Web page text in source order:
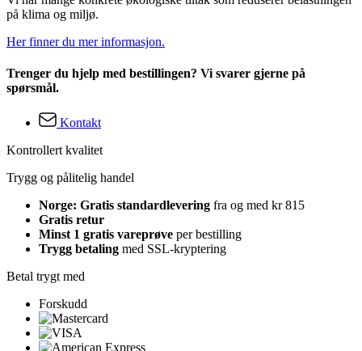
på klima og miljø.
Her finner du mer informasjon.
Trenger du hjelp med bestillingen? Vi svarer gjerne på
spørsmål.
Kontakt
Kontrollert kvalitet
Trygg og pålitelig handel
Norge: Gratis standardlevering fra og med kr 815
Gratis retur
Minst 1 gratis vareprøve per bestilling
Trygg betaling med SSL-kryptering
Betal trygt med
Forskudd